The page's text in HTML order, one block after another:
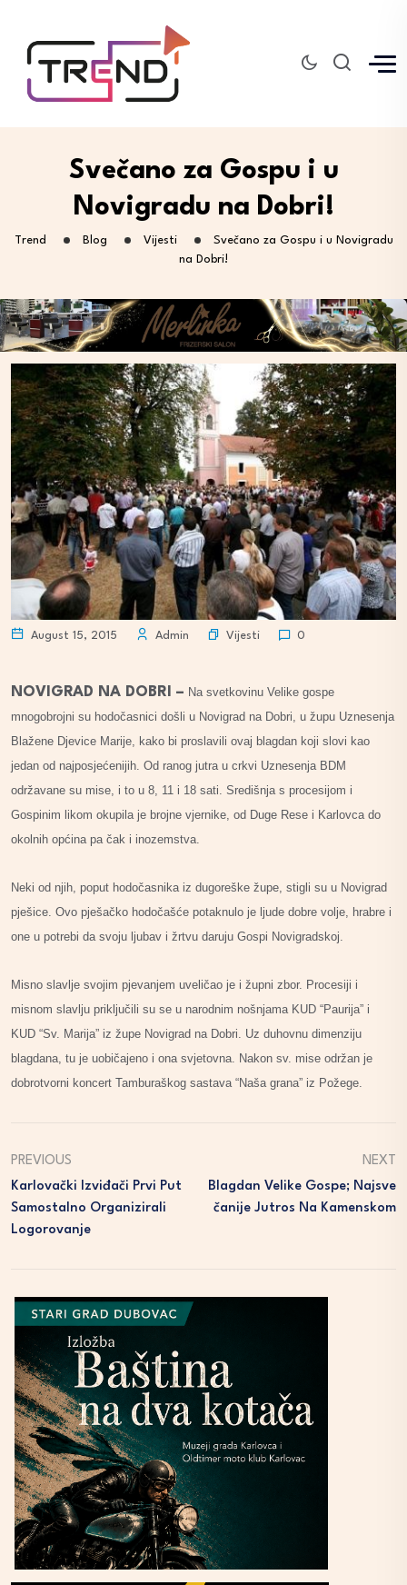
Svečano za Gospu i u
Novigradu na Dobri!
Trend Blog Vijesti
Svečano za Gospu i u Novigradu
na Dobri!
August 15, 2015 Admin Vijesti 0
NOVIGRAD NA DOBRI – Na svetkovinu Velike gospe
mnogobrojni su hodočasnici došli u Novigrad na Dobri, u župu Uznesenja
Blažene Djevice Marije, kako bi proslavili ovaj blagdan koji slovi kao
jedan od najposjećenijih. Od ranog jutra u crkvi Uznesenja BDM
održavane su mise, i to u 8, 11 i 18 sati. Središnja s procesijom i
Gospinim likom okupila je brojne vjernike, od Duge Rese i Karlovca do
okolnih općina pa čak i inozemstva.
Neki od njih, poput hodočasnika iz dugoreške župe, stigli su u Novigrad
pješice. Ovo pješačko hodočašće potaknulo je ljude dobre volje, hrabre i
one u potrebi da svoju ljubav i žrtvu daruju Gospi Novigradskoj.
Misno slavlje svojim pjevanjem uveličao je i župni zbor. Procesiji i
misnom slavlju priključili su se u narodnim nošnjama KUD “Paurija” i
KUD “Sv. Marija” iz župe Novigrad na Dobri. Uz duhovnu dimenziju
blagdana, tu je uobičajeno i ona svjetovna. Nakon sv. mise održan je
dobrotvorni koncert Tamburaškog sastava “Naša grana” iz Požege.
PREVIOUS
Karlovački Izviđači Prvi Put
Samostalno Organizirali
Logorovanje
NEXT
Blagdan Velike Gospe; Najsve
Čanije Jutros Na Kamenskom